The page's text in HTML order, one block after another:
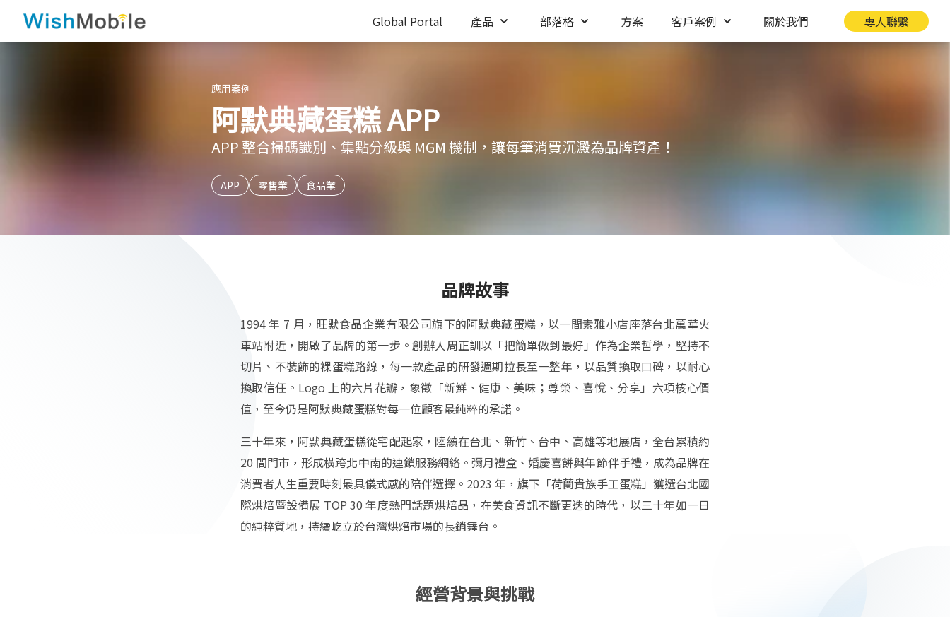
Global Portal 產品 部落格 方案 客戶案例 關於我們 專人聯繫
應用案例
阿默典藏蛋糕 APP
APP 整合掃碼識別、集點分級與 MGM 機制，讓每筆消費沉澱為品牌資產！
APP 零售業 食品業
品牌故事
1994 年 7 月，旺默食品企業有限公司旗下的阿默典藏蛋糕，以一間素雅小店座落台北萬華火
車站附近，開啟了品牌的第一步。創辦人周正訓以「把簡單做到最好」作為企業哲學，堅持不
切片、不裝飾的裸蛋糕路線，每一款產品的研發週期拉長至一整年，以品質換取口碑，以耐心
換取信任。Logo 上的六片花瓣，象徵「新鮮、健康、美味；尊榮、喜悅、分享」六項核心價
值，至今仍是阿默典藏蛋糕對每一位顧客最純粹的承諾。
三十年來，阿默典藏蛋糕從宅配起家，陸續在台北、新竹、台中、高雄等地展店，全台累積約
20 間門市，形成橫跨北中南的連鎖服務網絡。彌月禮盒、婚慶喜餅與年節伴手禮，成為品牌在
消費者人生重要時刻最具儀式感的陪伴選擇。2023 年，旗下「荷蘭貴族手工蛋糕」獲選台北國
際烘焙暨設備展 TOP 30 年度熱門話題烘焙品，在美食資訊不斷更迭的時代，以三十年如一日
的純粹質地，持續屹立於台灣烘焙市場的長銷舞台。
經營背景與挑戰